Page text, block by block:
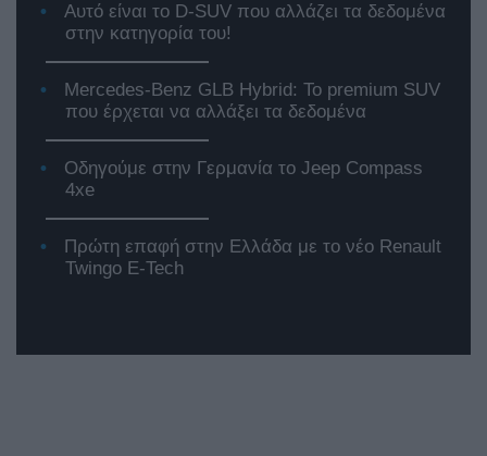
Αυτό είναι το D-SUV που αλλάζει τα δεδομένα
στην κατηγορία του!
Mercedes-Benz GLB Hybrid: Το premium SUV
που έρχεται να αλλάξει τα δεδομένα
Οδηγούμε στην Γερμανία το Jeep Compass
4xe
Πρώτη επαφή στην Ελλάδα με το νέο Renault
Twingo E-Tech